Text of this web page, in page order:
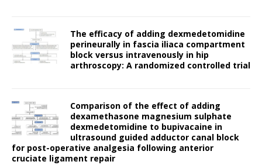
The efficacy of adding dexmedetomidine
perineurally in fascia iliaca compartment
block versus intravenously in hip
arthroscopy: A randomized controlled trial
Comparison of the effect of adding
dexamethasone magnesium sulphate
dexmedetomidine to bupivacaine in
ultrasound guided adductor canal block
for post-operative analgesia following anterior
cruciate ligament repair